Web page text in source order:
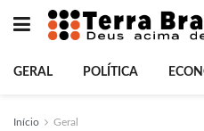
GERAL POLÍTICA
Início Geral